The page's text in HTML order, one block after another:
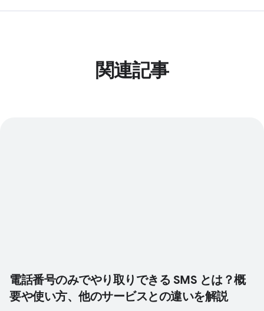
関連記事
電話番号のみでやり取りできる SMS とは？概
要や使い方、他のサービスとの違いを解説